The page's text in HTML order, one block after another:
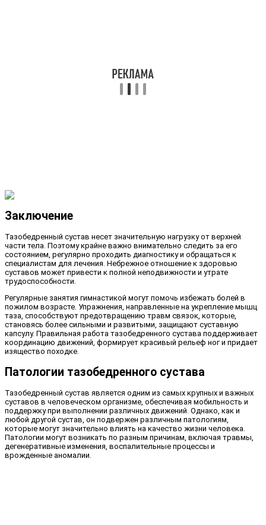
Заключение
Тазобедренный сустав несет значительную нагрузку от верхней
части тела. Поэтому крайне важно внимательно следить за его
состоянием, регулярно проходить диагностику и обращаться к
специалистам для лечения. Небрежное отношение к здоровью
суставов может привести к полной неподвижности и утрате
трудоспособности.
Регулярные занятия гимнастикой могут помочь избежать болей в
пожилом возрасте. Упражнения, направленные на укрепление мышц
таза, способствуют предотвращению травм связок, которые,
становясь более сильными и развитыми, защищают суставную
капсулу. Правильная работа тазобедренного сустава поддерживает
координацию движений, формирует красивый рельеф ног и придает
изящество походке.
Патологии тазобедренного сустава
Тазобедренный сустав является одним из самых крупных и важных
суставов в человеческом организме, обеспечивая мобильность и
поддержку при выполнении различных движений. Однако, как и
любой другой сустав, он подвержен различным патологиям,
которые могут значительно влиять на качество жизни человека.
Патологии могут возникать по разным причинам, включая травмы,
дегенеративные изменения, воспалительные процессы и
врожденные аномалии.